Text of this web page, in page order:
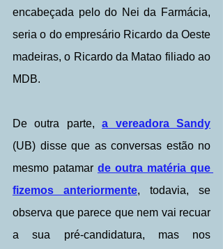
encabeçada pelo do Nei da Farmácia,
seria o do empresário Ricardo da Oeste
madeiras, o Ricardo da Matao filiado ao
MDB.
De outra parte, a vereadora Sandy
(UB) disse que as conversas estão no
mesmo patamar de outra matéria que
fizemos anteriormente, todavia, se
observa que parece que nem vai recuar
a sua pré-candidatura, mas nos